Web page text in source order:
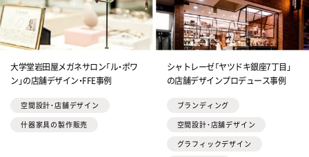
大学堂岩田屋メガネサロン「ル・ポワ
ン」の店舗デザイン・FFE事例
空間設計・店舗デザイン
什器家具の製作販売
シャトレーゼ「ヤツドキ銀座7丁目」
の店舗デザインプロデュース事例
ブランディング
空間設計・店舗デザイン
グラフィックデザイン